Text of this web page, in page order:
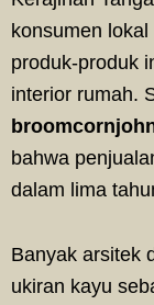
konsumen
produk-produk
interior rumah.
bahwa
dalam lima
Banyak arsitek
ukiran kayu